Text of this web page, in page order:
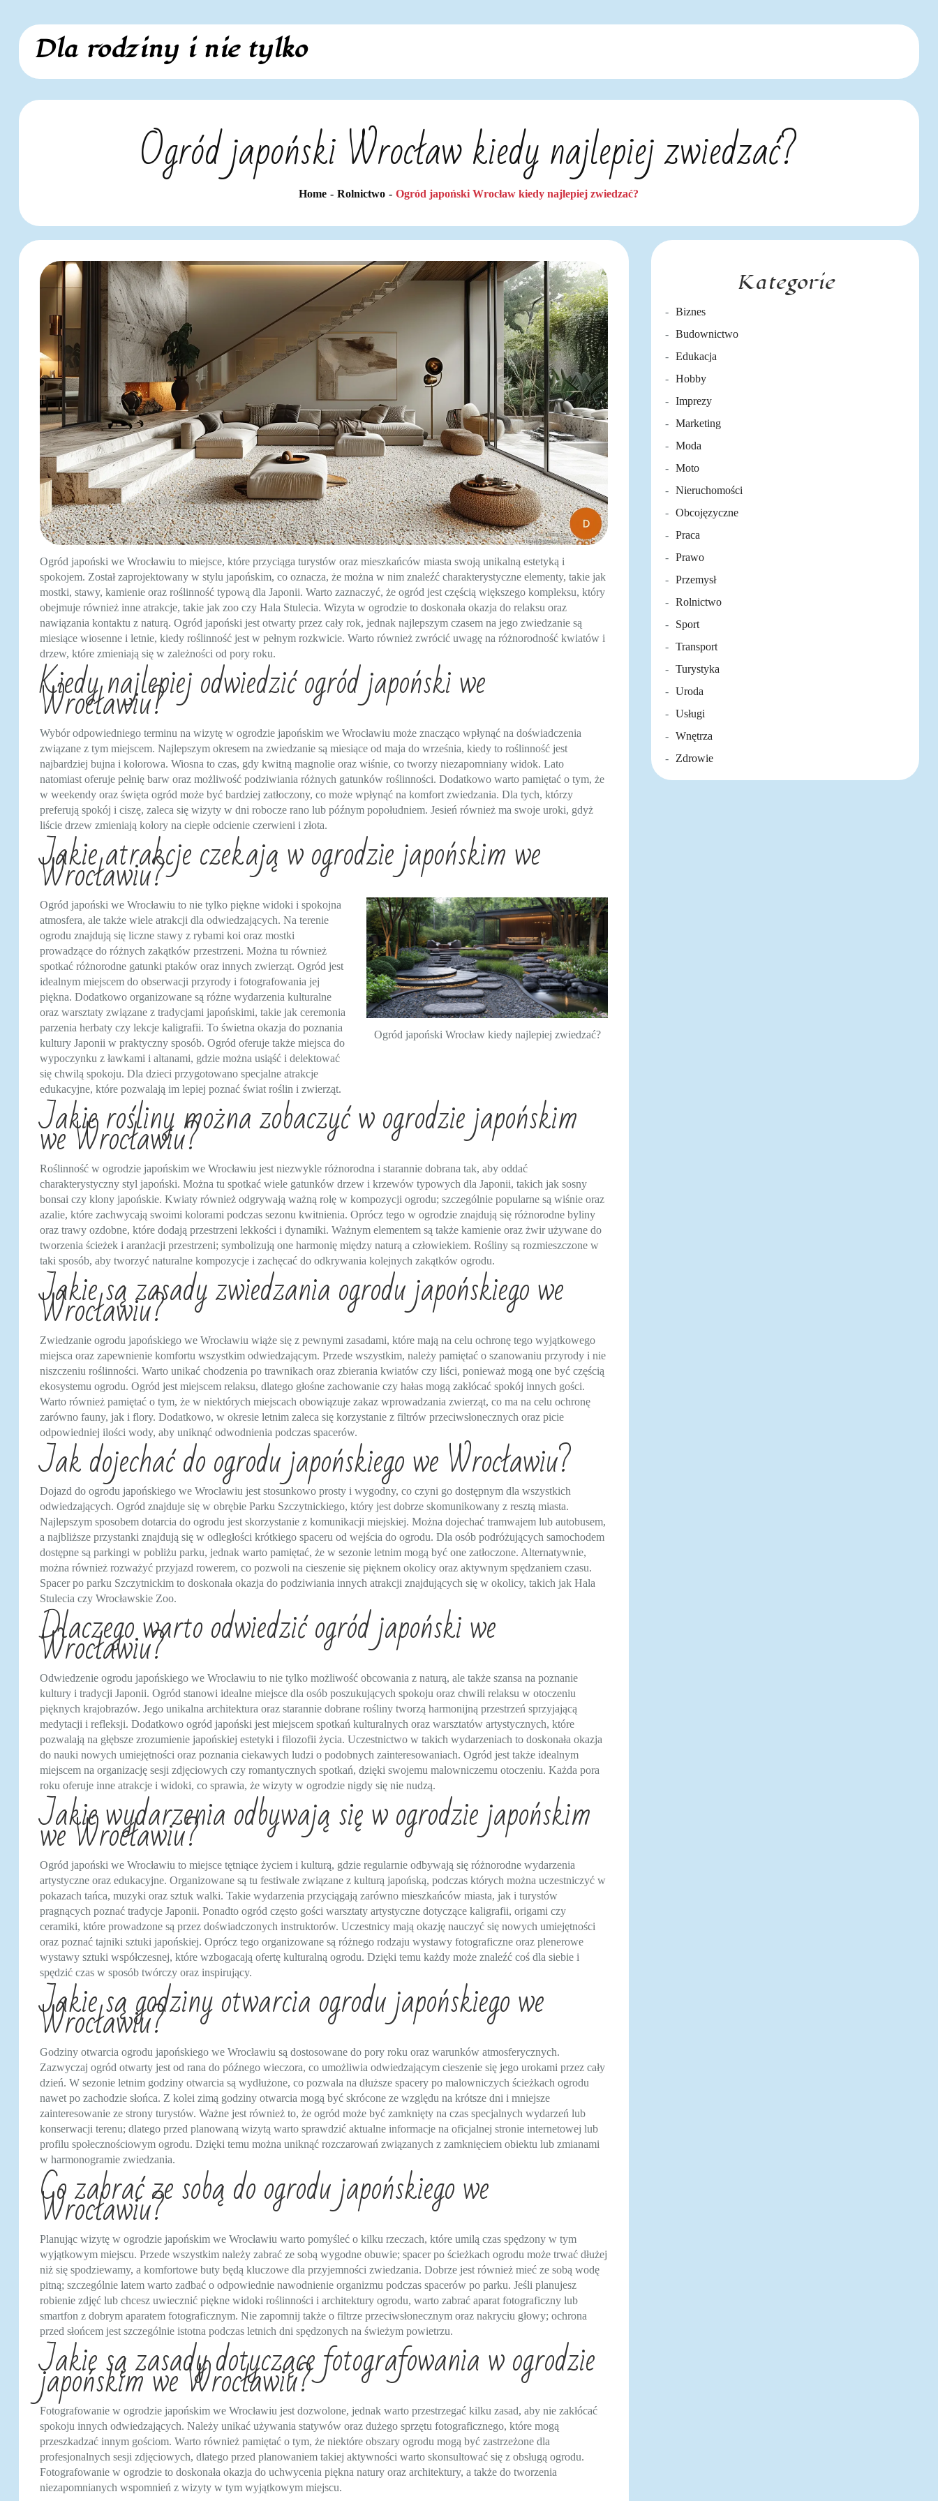
content
Dla rodziny i nie tylko
Ogród japoński Wrocław kiedy najlepiej zwiedzać?
Home Rolnictwo Ogród japoński Wrocław kiedy najlepiej zwiedzać?
Ogród japoński we Wrocławiu to miejsce, które przyciąga turystów oraz mieszkańców miasta swoją unikalną estetyką i
spokojem. Został zaprojektowany w stylu japońskim, co oznacza, że można w nim znaleźć charakterystyczne elementy, takie jak
mostki, stawy, kamienie oraz roślinność typową dla Japonii. Warto zaznaczyć, że ogród jest częścią większego kompleksu, który
obejmuje również inne atrakcje, takie jak zoo czy Hala Stulecia. Wizyta w ogrodzie to doskonała okazja do relaksu oraz
nawiązania kontaktu z naturą. Ogród japoński jest otwarty przez cały rok, jednak najlepszym czasem na jego zwiedzanie są
miesiące wiosenne i letnie, kiedy roślinność jest w pełnym rozkwicie. Warto również zwrócić uwagę na różnorodność kwiatów i
drzew, które zmieniają się w zależności od pory roku.
Kiedy najlepiej odwiedzić ogród japoński we
Wrocławiu?
Wybór odpowiedniego terminu na wizytę w ogrodzie japońskim we Wrocławiu może znacząco wpłynąć na doświadczenia
związane z tym miejscem. Najlepszym okresem na zwiedzanie są miesiące od maja do września, kiedy to roślinność jest
najbardziej bujna i kolorowa. Wiosna to czas, gdy kwitną magnolie oraz wiśnie, co tworzy niezapomniany widok. Lato
natomiast oferuje pełnię barw oraz możliwość podziwiania różnych gatunków roślinności. Dodatkowo warto pamiętać o tym, że
w weekendy oraz święta ogród może być bardziej zatłoczony, co może wpłynąć na komfort zwiedzania. Dla tych, którzy
preferują spokój i ciszę, zaleca się wizyty w dni robocze rano lub późnym popołudniem. Jesień również ma swoje uroki, gdyż
liście drzew zmieniają kolory na ciepłe odcienie czerwieni i złota.
Jakie atrakcje czekają w ogrodzie japońskim we
Wrocławiu?
Ogród japoński Wrocław kiedy najlepiej zwiedzać?
Ogród japoński we Wrocławiu to nie tylko piękne widoki i spokojna
atmosfera, ale także wiele atrakcji dla odwiedzających. Na terenie
ogrodu znajdują się liczne stawy z rybami koi oraz mostki
prowadzące do różnych zakątków przestrzeni. Można tu również
spotkać różnorodne gatunki ptaków oraz innych zwierząt. Ogród jest
idealnym miejscem do obserwacji przyrody i fotografowania jej
piękna. Dodatkowo organizowane są różne wydarzenia kulturalne
oraz warsztaty związane z tradycjami japońskimi, takie jak ceremonia
parzenia herbaty czy lekcje kaligrafii. To świetna okazja do poznania
kultury Japonii w praktyczny sposób. Ogród oferuje także miejsca do
wypoczynku z ławkami i altanami, gdzie można usiąść i delektować
się chwilą spokoju. Dla dzieci przygotowano specjalne atrakcje
edukacyjne, które pozwalają im lepiej poznać świat roślin i zwierząt.
Jakie rośliny można zobaczyć w ogrodzie japońskim
we Wrocławiu?
Roślinność w ogrodzie japońskim we Wrocławiu jest niezwykle różnorodna i starannie dobrana tak, aby oddać
charakterystyczny styl japoński. Można tu spotkać wiele gatunków drzew i krzewów typowych dla Japonii, takich jak sosny
bonsai czy klony japońskie. Kwiaty również odgrywają ważną rolę w kompozycji ogrodu; szczególnie popularne są wiśnie oraz
azalie, które zachwycają swoimi kolorami podczas sezonu kwitnienia. Oprócz tego w ogrodzie znajdują się różnorodne byliny
oraz trawy ozdobne, które dodają przestrzeni lekkości i dynamiki. Ważnym elementem są także kamienie oraz żwir używane do
tworzenia ścieżek i aranżacji przestrzeni; symbolizują one harmonię między naturą a człowiekiem. Rośliny są rozmieszczone w
taki sposób, aby tworzyć naturalne kompozycje i zachęcać do odkrywania kolejnych zakątków ogrodu.
Jakie są zasady zwiedzania ogrodu japońskiego we
Wrocławiu?
Zwiedzanie ogrodu japońskiego we Wrocławiu wiąże się z pewnymi zasadami, które mają na celu ochronę tego wyjątkowego
miejsca oraz zapewnienie komfortu wszystkim odwiedzającym. Przede wszystkim, należy pamiętać o szanowaniu przyrody i nie
niszczeniu roślinności. Warto unikać chodzenia po trawnikach oraz zbierania kwiatów czy liści, ponieważ mogą one być częścią
ekosystemu ogrodu. Ogród jest miejscem relaksu, dlatego głośne zachowanie czy hałas mogą zakłócać spokój innych gości.
Warto również pamiętać o tym, że w niektórych miejscach obowiązuje zakaz wprowadzania zwierząt, co ma na celu ochronę
zarówno fauny, jak i flory. Dodatkowo, w okresie letnim zaleca się korzystanie z filtrów przeciwsłonecznych oraz picie
odpowiedniej ilości wody, aby uniknąć odwodnienia podczas spacerów.
Jak dojechać do ogrodu japońskiego we Wrocławiu?
Dojazd do ogrodu japońskiego we Wrocławiu jest stosunkowo prosty i wygodny, co czyni go dostępnym dla wszystkich
odwiedzających. Ogród znajduje się w obrębie Parku Szczytnickiego, który jest dobrze skomunikowany z resztą miasta.
Najlepszym sposobem dotarcia do ogrodu jest skorzystanie z komunikacji miejskiej. Można dojechać tramwajem lub autobusem,
a najbliższe przystanki znajdują się w odległości krótkiego spaceru od wejścia do ogrodu. Dla osób podróżujących samochodem
dostępne są parkingi w pobliżu parku, jednak warto pamiętać, że w sezonie letnim mogą być one zatłoczone. Alternatywnie,
można również rozważyć przyjazd rowerem, co pozwoli na cieszenie się pięknem okolicy oraz aktywnym spędzaniem czasu.
Spacer po parku Szczytnickim to doskonała okazja do podziwiania innych atrakcji znajdujących się w okolicy, takich jak Hala
Stulecia czy Wrocławskie Zoo.
Dlaczego warto odwiedzić ogród japoński we
Wrocławiu?
Odwiedzenie ogrodu japońskiego we Wrocławiu to nie tylko możliwość obcowania z naturą, ale także szansa na poznanie
kultury i tradycji Japonii. Ogród stanowi idealne miejsce dla osób poszukujących spokoju oraz chwili relaksu w otoczeniu
pięknych krajobrazów. Jego unikalna architektura oraz starannie dobrane rośliny tworzą harmonijną przestrzeń sprzyjającą
medytacji i refleksji. Dodatkowo ogród japoński jest miejscem spotkań kulturalnych oraz warsztatów artystycznych, które
pozwalają na głębsze zrozumienie japońskiej estetyki i filozofii życia. Uczestnictwo w takich wydarzeniach to doskonała okazja
do nauki nowych umiejętności oraz poznania ciekawych ludzi o podobnych zainteresowaniach. Ogród jest także idealnym
miejscem na organizację sesji zdjęciowych czy romantycznych spotkań, dzięki swojemu malowniczemu otoczeniu. Każda pora
roku oferuje inne atrakcje i widoki, co sprawia, że wizyty w ogrodzie nigdy się nie nudzą.
Jakie wydarzenia odbywają się w ogrodzie japońskim
we Wrocławiu?
Ogród japoński we Wrocławiu to miejsce tętniące życiem i kulturą, gdzie regularnie odbywają się różnorodne wydarzenia
artystyczne oraz edukacyjne. Organizowane są tu festiwale związane z kulturą japońską, podczas których można uczestniczyć w
pokazach tańca, muzyki oraz sztuk walki. Takie wydarzenia przyciągają zarówno mieszkańców miasta, jak i turystów
pragnących poznać tradycje Japonii. Ponadto ogród często gości warsztaty artystyczne dotyczące kaligrafii, origami czy
ceramiki, które prowadzone są przez doświadczonych instruktorów. Uczestnicy mają okazję nauczyć się nowych umiejętności
oraz poznać tajniki sztuki japońskiej. Oprócz tego organizowane są różnego rodzaju wystawy fotograficzne oraz plenerowe
wystawy sztuki współczesnej, które wzbogacają ofertę kulturalną ogrodu. Dzięki temu każdy może znaleźć coś dla siebie i
spędzić czas w sposób twórczy oraz inspirujący.
Jakie są godziny otwarcia ogrodu japońskiego we
Wrocławiu?
Godziny otwarcia ogrodu japońskiego we Wrocławiu są dostosowane do pory roku oraz warunków atmosferycznych.
Zazwyczaj ogród otwarty jest od rana do późnego wieczora, co umożliwia odwiedzającym cieszenie się jego urokami przez cały
dzień. W sezonie letnim godziny otwarcia są wydłużone, co pozwala na dłuższe spacery po malowniczych ścieżkach ogrodu
nawet po zachodzie słońca. Z kolei zimą godziny otwarcia mogą być skrócone ze względu na krótsze dni i mniejsze
zainteresowanie ze strony turystów. Ważne jest również to, że ogród może być zamknięty na czas specjalnych wydarzeń lub
konserwacji terenu; dlatego przed planowaną wizytą warto sprawdzić aktualne informacje na oficjalnej stronie internetowej lub
profilu społecznościowym ogrodu. Dzięki temu można uniknąć rozczarowań związanych z zamknięciem obiektu lub zmianami
w harmonogramie zwiedzania.
Co zabrać ze sobą do ogrodu japońskiego we
Wrocławiu?
Planując wizytę w ogrodzie japońskim we Wrocławiu warto pomyśleć o kilku rzeczach, które umilą czas spędzony w tym
wyjątkowym miejscu. Przede wszystkim należy zabrać ze sobą wygodne obuwie; spacer po ścieżkach ogrodu może trwać dłużej
niż się spodziewamy, a komfortowe buty będą kluczowe dla przyjemności zwiedzania. Dobrze jest również mieć ze sobą wodę
pitną; szczególnie latem warto zadbać o odpowiednie nawodnienie organizmu podczas spacerów po parku. Jeśli planujesz
robienie zdjęć lub chcesz uwiecznić piękne widoki roślinności i architektury ogrodu, warto zabrać aparat fotograficzny lub
smartfon z dobrym aparatem fotograficznym. Nie zapomnij także o filtrze przeciwsłonecznym oraz nakryciu głowy; ochrona
przed słońcem jest szczególnie istotna podczas letnich dni spędzonych na świeżym powietrzu.
Jakie są zasady dotyczące fotografowania w ogrodzie
japońskim we Wrocławiu?
Fotografowanie w ogrodzie japońskim we Wrocławiu jest dozwolone, jednak warto przestrzegać kilku zasad, aby nie zakłócać
spokoju innych odwiedzających. Należy unikać używania statywów oraz dużego sprzętu fotograficznego, które mogą
przeszkadzać innym gościom. Warto również pamiętać o tym, że niektóre obszary ogrodu mogą być zastrzeżone dla
profesjonalnych sesji zdjęciowych, dlatego przed planowaniem takiej aktywności warto skonsultować się z obsługą ogrodu.
Fotografowanie w ogrodzie to doskonała okazja do uchwycenia piękna natury oraz architektury, a także do tworzenia
niezapomnianych wspomnień z wizyty w tym wyjątkowym miejscu.
Kategorie
Biznes
Budownictwo
Edukacja
Hobby
Imprezy
Marketing
Moda
Moto
Nieruchomości
Obcojęzyczne
Praca
Prawo
Przemysł
Rolnictwo
Sport
Transport
Turystyka
Uroda
Usługi
Wnętrza
Zdrowie